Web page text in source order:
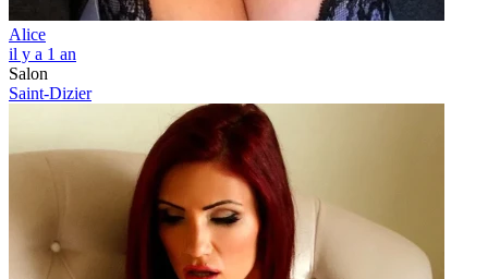
Alice
il y a 1 an
Salon
Saint-Dizier